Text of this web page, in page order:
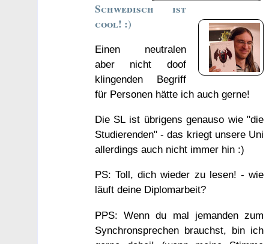
Schwedisch ist
cool! :)
Einen neutralen
aber nicht doof
klingenden Begriff
für Personen hätte ich auch gerne!
Die SL ist übrigens genauso wie "die
Studierenden" - das kriegt unsere Uni
allerdings auch nicht immer hin :)
PS: Toll, dich wieder zu lesen! - wie
läuft deine Diplomarbeit?
PPS: Wenn du mal jemanden zum
Synchronsprechen brauchst, bin ich